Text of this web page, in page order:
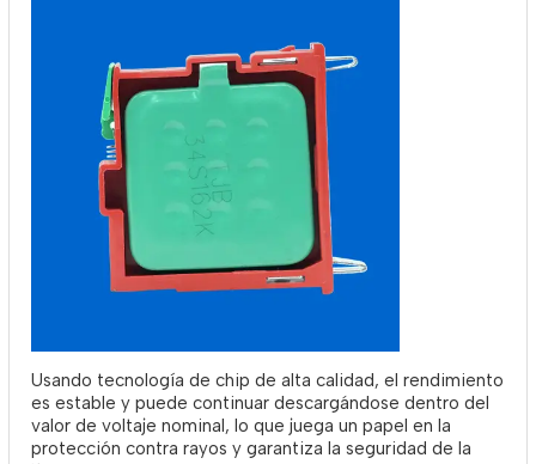
Usando tecnología de chip de alta calidad, el rendimiento
es estable y puede continuar descargándose dentro del
valor de voltaje nominal, lo que juega un papel en la
protección contra rayos y garantiza la seguridad de la